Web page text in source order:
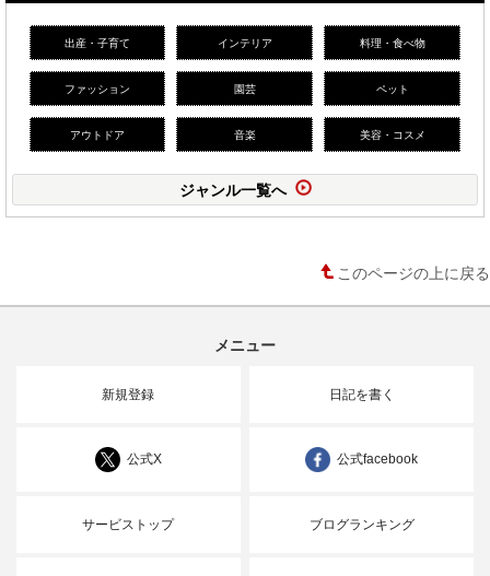
出産・子育て インテリア 料理・食べ物
ファッション 園芸 ペット
アウトドア 音楽 美容・コスメ
ジャンル一覧へ
このページの上に戻る
メニュー
新規登録 日記を書く
公式X 公式facebook
サービストップ ブログランキング